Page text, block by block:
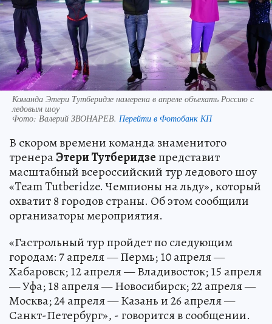
Команда Этери Тутберидзе намерена в апреле объехать Россию с
ледовым шоу
Фото: Валерий ЗВОНАРЕВ. Перейти в Фотобанк КП
В скором времени команда знаменитого
тренераЭтери Тутберидзепредставит
масштабный всероссийский тур ледового шоу
«Team Tutberidze. Чемпионы на льду», который
охватит 8 городов страны. Об этом сообщили
организаторы мероприятия.
«Гастрольный тур пройдет по следующим
городам: 7 апреля — Пермь; 10 апреля —
Хабаровск; 12 апреля — Владивосток; 15 апреля
— Уфа; 18 апреля — Новосибирск; 22 апреля —
Москва; 24 апреля — Казань и 26 апреля —
Санкт-Петербург», - говорится в сообщении.